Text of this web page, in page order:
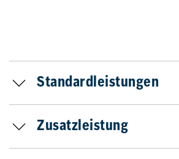
Standardleistungen
Zusatzleistung